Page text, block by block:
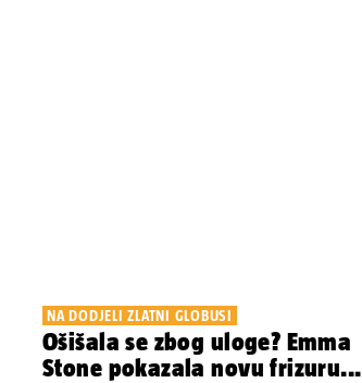
NA DODJELI ZLATNI GLOBUSI
Ošišala se zbog uloge? Emma
Stone pokazala novu frizuru...